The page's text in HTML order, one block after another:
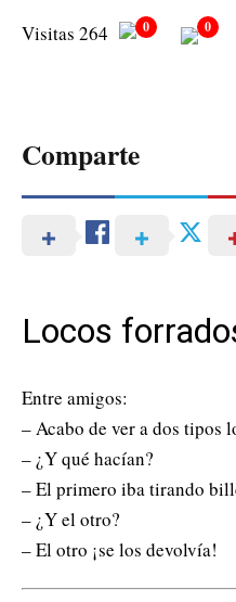
Visitas 264 0 0
Comparte
Locos
Entre amigos:
– Acabo de ver a dos tipos
– ¿Y qué hacían?
– El primero iba tirando
– ¿Y el otro?
– El otro ¡se los devolvía!